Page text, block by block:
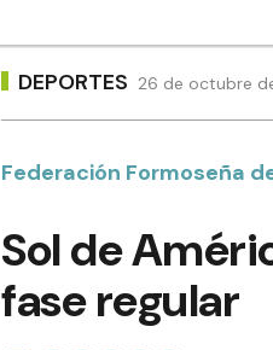
DEPORTES 26 de octubre
Federación Formoseña
Sol de
fase regular